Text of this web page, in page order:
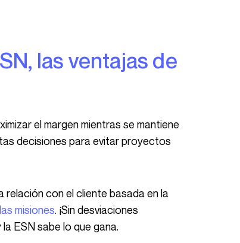
decisiones para evitar proyectos
misiones. ¡Sin desviaciones
ESN sabe lo que gana.